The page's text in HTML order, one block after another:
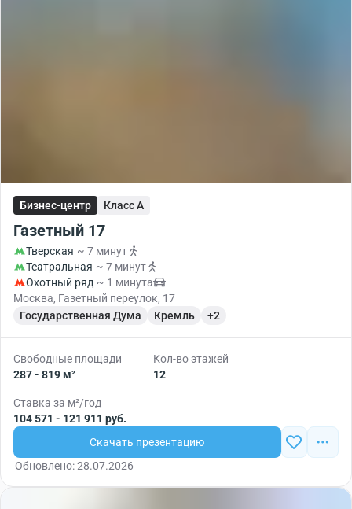
Бизнес-центр Класс A
Газетный 17
Тверская ~ 7 минут
Театральная ~ 7 минут
Охотный ряд ~ 1 минута
Москва, Газетный переулок, 17
Государственная Дума
Кремль +2
Свободные площади
287 - 819 м²
Кол-во этажей
12
Ставка за м²/год
104 571 - 121 911 руб.
Скачать презентацию
Обновлено: 28.07.2026